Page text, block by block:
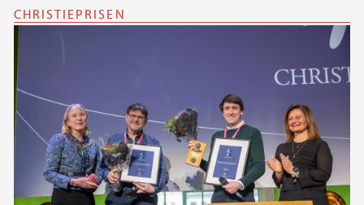
CHRISTIEPRISEN